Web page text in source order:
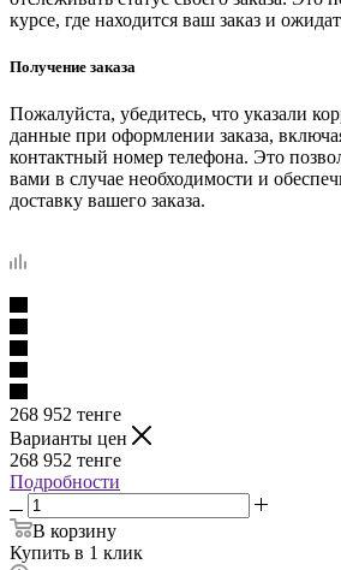
курсе, где находится ваш заказ и
Получение заказа
Пожалуйста, убедитесь, что указали
данные при оформлении заказа,
контактный номер телефона. Это
вами в случае необходимости и
доставку вашего заказа.
268 952 тенге
Варианты цен
268 952 тенге
Подробности
В корзину
Купить в 1 клик